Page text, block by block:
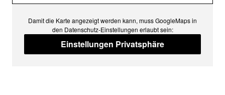
Damit die Karte angezeigt werden kann, muss GoogleMaps in
den Datenschutz-Einstellungen erlaubt sein:
Einstellungen Privatsphäre